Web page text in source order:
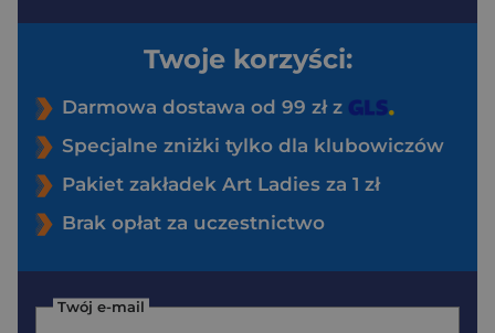
Twoje korzyści:
Darmowa dostawa od 99 zł z
Specjalne zniżki tylko dla klubowiczów
Pakiet zakładek Art Ladies za 1 zł
Brak opłat za uczestnictwo
Twój e-mail